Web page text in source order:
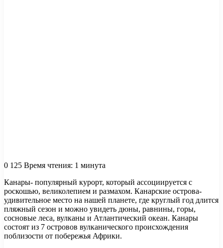
0 125 Время чтения: 1 минута
Канары- популярный курорт, который ассоциируется с
роскошью, великолепием и размахом. Канарские острова-
удивительное место на нашей планете, где круглый год длится
пляжный сезон и можно увидеть дюны, равнины, горы,
сосновые леса, вулканы и Атлантический океан. Канары
состоят из 7 островов вулканического происхождения
поблизости от побережья Африки.